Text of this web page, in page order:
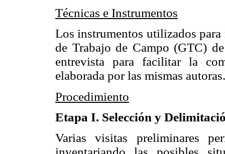
Técnicas e Instrumentos
Los instrumentos utilizados
de Trabajo de Campo (GTC)
entrevista para facilitar la
elaborada por las mismas autoras.
Procedimiento
Etapa I. Selección y
Varias visitas preliminares